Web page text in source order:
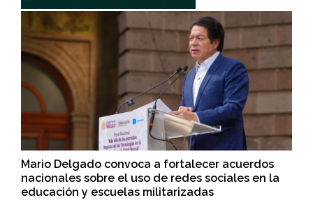
Mario Delgado convoca a fortalecer acuerdos
nacionales sobre el uso de redes sociales en la
educación y escuelas militarizadas